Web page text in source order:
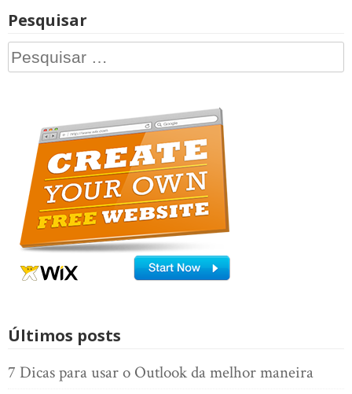
Pesquisar
Pesquisar
Últimos posts
7 Dicas para usar o Outlook da melhor maneira